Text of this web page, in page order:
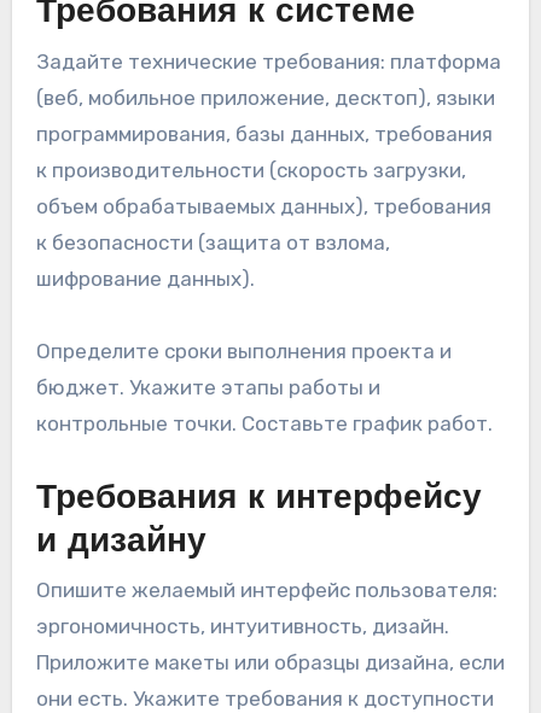
Требования к системе
Задайте технические требования: платформа
(веб, мобильное приложение, десктоп), языки
программирования, базы данных, требования
к производительности (скорость загрузки,
объем обрабатываемых данных), требования
к безопасности (защита от взлома,
шифрование данных).
Определите сроки выполнения проекта и
бюджет. Укажите этапы работы и
контрольные точки. Составьте график работ.
Требования к интерфейсу
и дизайну
Опишите желаемый интерфейс пользователя:
эргономичность, интуитивность, дизайн.
Приложите макеты или образцы дизайна, если
они есть. Укажите требования к доступности